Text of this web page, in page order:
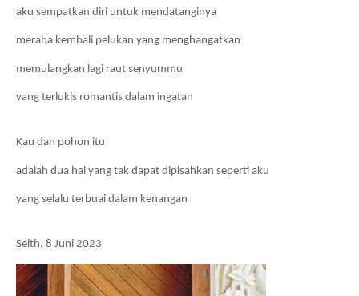
aku sempatkan diri untuk mendatanginya
meraba kembali pelukan yang menghangatkan
memulangkan lagi raut senyummu
yang terlukis romantis dalam ingatan
Kau dan pohon itu
adalah dua hal yang tak dapat dipisahkan seperti aku
yang selalu terbuai dalam kenangan
Seith, 8 Juni 2023